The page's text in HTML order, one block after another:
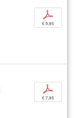
p
€ 9,95
p
€ 7,95